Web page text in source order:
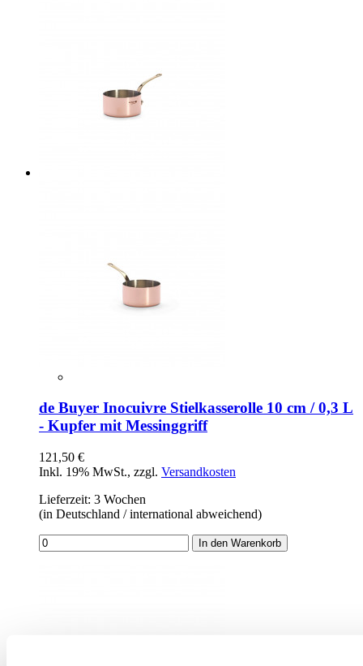
de Buyer Inocuivre Stielkasserolle 10 cm / 0,3 L
- Kupfer mit Messinggriff
121,50 €
Inkl. 19% MwSt., zzgl. Versandkosten
Lieferzeit: 3 Wochen
(in Deutschland / international abweichend)
In den Warenkorb